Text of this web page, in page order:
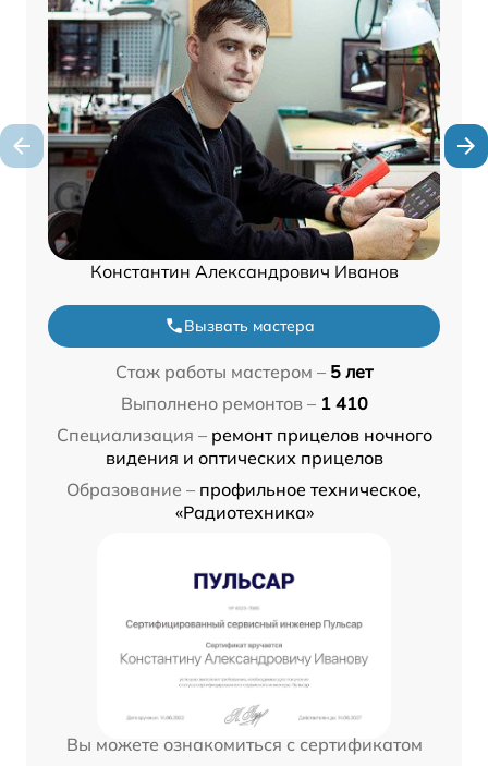
Константин Александрович Иванов
Вызвать мастера
Стаж работы мастером – 5 лет
Выполнено ремонтов – 1 410
Специализация – ремонт прицелов ночного
видения и оптических прицелов
Образование – профильное техническое,
«Радиотехника»
Вы можете ознакомиться с сертификатом